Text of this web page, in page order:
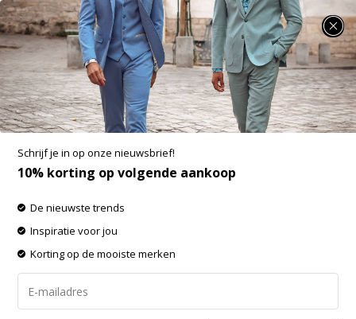
SUMMER SALE: 25% t/m 50% korting op heel veel zomerse items!
Blue Industry Colbert Stone (JBI-M20 -
STONE)
Aan verlanglijst toevoegen
Schrijf je in op onze nieuwsbrief!
10% korting op volgende aankoop
De nieuwste trends
Inspiratie voor jou
Korting op de mooiste merken